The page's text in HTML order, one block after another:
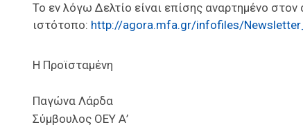
Το εν λόγω Δελτίο είναι επίσης αναρτημένο στον
ιστότοπο: http://agora.mfa.gr/infofiles/
Η Προϊσταμένη
Παγώνα Λάρδα
Σύμβουλος ΟΕΥ Α’